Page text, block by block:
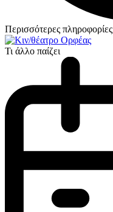
Περισσότερες πληροφορίες
Τι άλλο παίζει